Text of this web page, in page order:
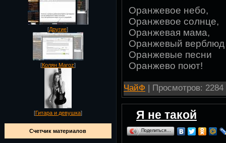
[Другие]
[Колян Maroz]
[Гитара и девушка]
Счетчик материалов
Оранжевое небо,
Оранжевое солнце,
Оранжевая мама,
Оранжевый верблюд
Оранжевые песни
Оранжево поют!
ЧайФ | Просмотров:
Я не такой
Поделиться…